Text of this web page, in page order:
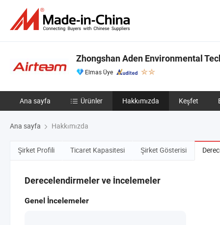
Zhongshan Aden Environmental
Elmas Üye
Ana sayfa Ürünler Hakkımızda Keşfet
Ana sayfa Hakkımızda
Şirket Profili Ticaret Kapasitesi Şirket Gösterisi
Derecelendirmeler ve İncelemeler
Genel İncelemeler